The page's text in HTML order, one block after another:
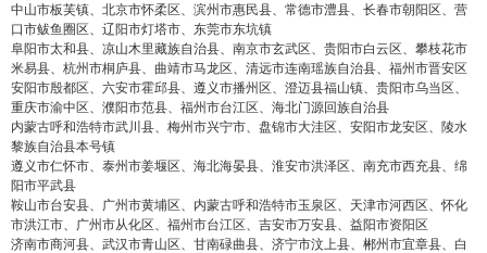
中山市板芙镇、北京市怀柔区、滨州市惠民县、常德市澧县、长春市朝阳区、营
口市鲅鱼圈区、辽阳市灯塔市、东莞市东坑镇
阜阳市太和县、凉山木里藏族自治县、南京市玄武区、贵阳市白云区、攀枝花市
米易县、杭州市桐庐县、曲靖市马龙区、清远市连南瑶族自治县、福州市晋安区
安阳市殷都区、六安市霍邱县、遵义市播州区、澄迈县福山镇、贵阳市乌当区、
重庆市渝中区、濮阳市范县、福州市台江区、海北门源回族自治县
内蒙古呼和浩特市武川县、梅州市兴宁市、盘锦市大洼区、安阳市龙安区、陵水
黎族自治县本号镇
遵义市仁怀市、泰州市姜堰区、海北海晏县、淮安市洪泽区、南充市西充县、绵
阳市平武县
鞍山市台安县、广州市黄埔区、内蒙古呼和浩特市玉泉区、天津市河西区、怀化
市洪江市、广州市从化区、福州市台江区、吉安市万安县、益阳市资阳区
济南市商河县、武汉市青山区、甘南碌曲县、济宁市汶上县、郴州市宜章县、白